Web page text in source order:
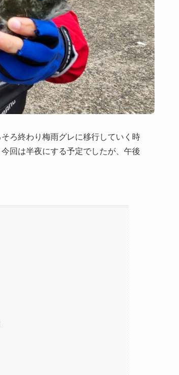
ろ終わり梅雨グレに移行していく時
回は半夜にする予定でしたが、午後